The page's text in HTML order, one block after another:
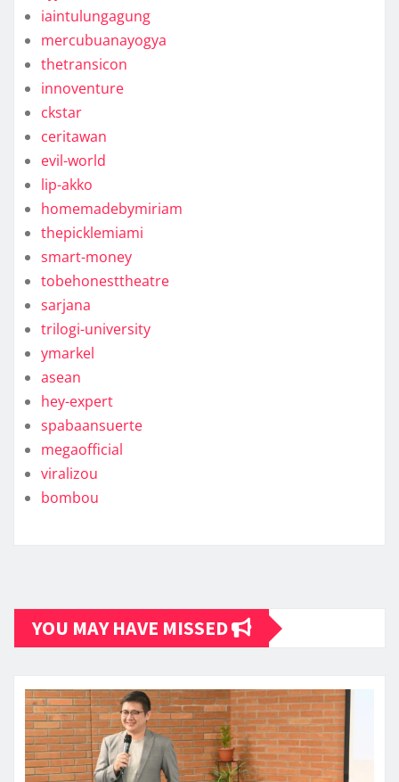
iaintulungagung
mercubuanayogya
thetransicon
innoventure
ckstar
ceritawan
evil-world
lip-akko
homemadebymiriam
thepicklemiami
smart-money
tobehonesttheatre
sarjana
trilogi-university
ymarkel
asean
hey-expert
spabaansuerte
megaofficial
viralizou
bombou
YOU MAY HAVE MISSED